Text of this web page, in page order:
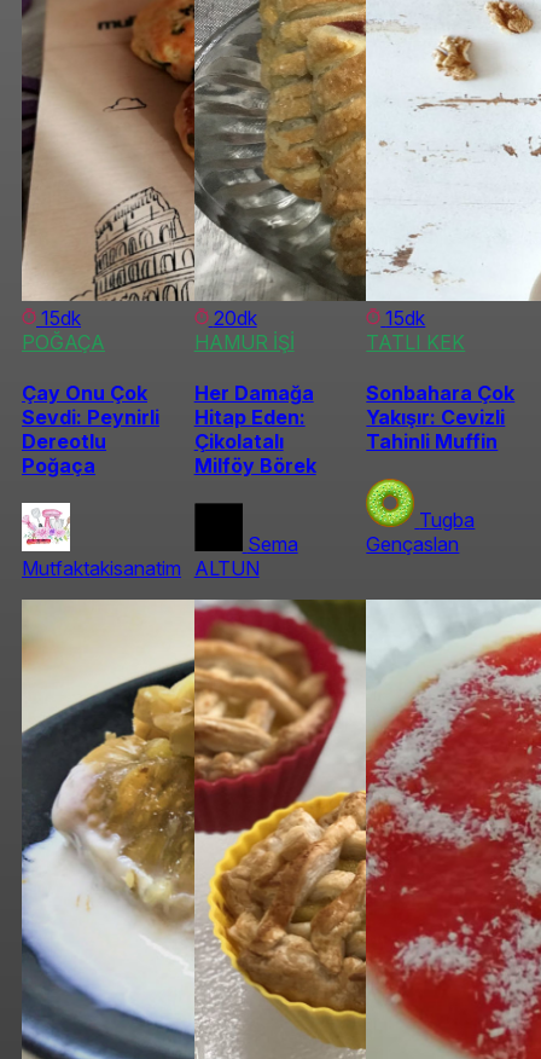
15dk
POĞAÇA
Çay Onu Çok
Sevdi: Peynirli
Dereotlu
Poğaça
Mutfaktakisanatim
20dk
HAMUR İŞİ
Her Damağa
Hitap Eden:
Çikolatalı
Milföy Börek
Sema
ALTUN
15dk
TATLI KEK
Sonbahara Çok
Yakışır: Cevizli
Tahinli Muffin
Tugba
Gençaslan